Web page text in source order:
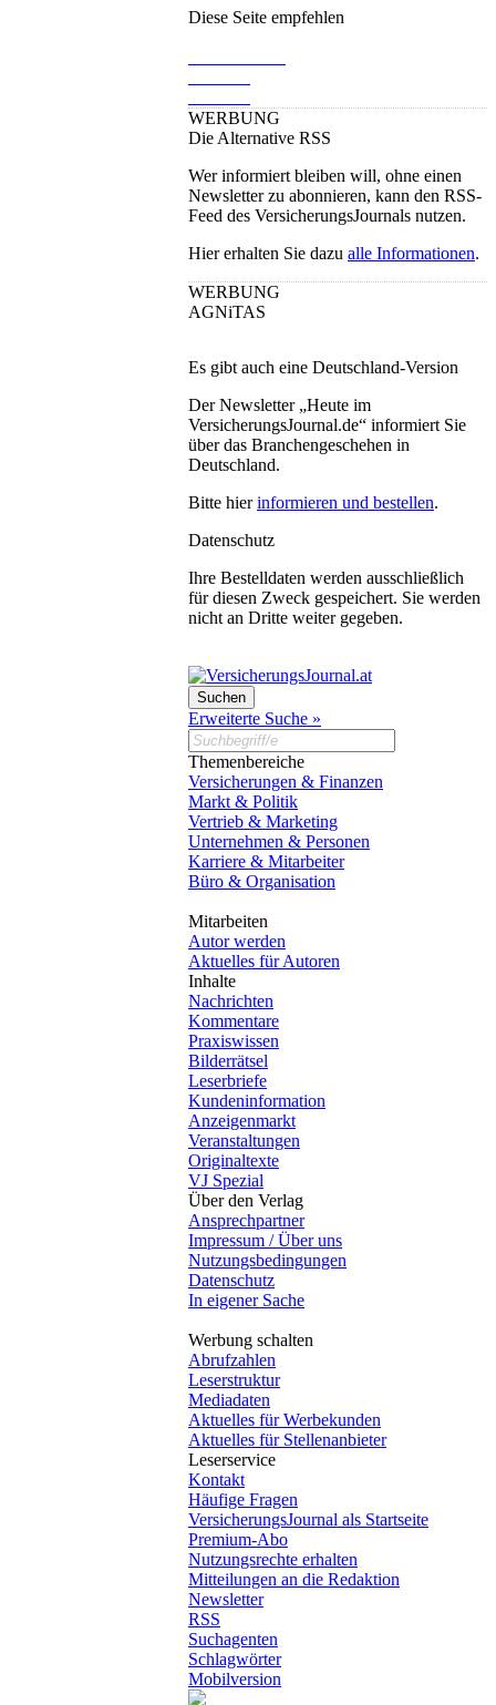
Diese Seite empfehlen
WERBUNG
Die Alternative RSS
Wer informiert bleiben will, ohne einen
Newsletter zu abonnieren, kann den RSS-
Feed des VersicherungsJournals nutzen.
Hier erhalten Sie dazu alle Informationen.
WERBUNG
AGNiTAS
Es gibt auch eine Deutschland-Version
Der Newsletter „Heute im
VersicherungsJournal.de“ informiert Sie
über das Branchengeschehen in
Deutschland.
Bitte hierinformieren und bestellen.
Datenschutz
Ihre Bestelldaten werden ausschließlich
für diesen Zweck gespeichert. Sie werden
nicht an Dritte weiter gegeben.
Erweiterte Suche »
Themenbereiche
Versicherungen & Finanzen
Markt & Politik
Vertrieb & Marketing
Unternehmen & Personen
Karriere & Mitarbeiter
Büro & Organisation
Mitarbeiten
Autor werden
Aktuelles für Autoren
Inhalte
Nachrichten
Kommentare
Praxiswissen
Bilderrätsel
Leserbriefe
Kundeninformation
Anzeigenmarkt
Veranstaltungen
Originaltexte
VJ Spezial
Über den Verlag
Ansprechpartner
Impressum / Über uns
Nutzungsbedingungen
Datenschutz
In eigener Sache
Werbung schalten
Abrufzahlen
Leserstruktur
Mediadaten
Aktuelles für Werbekunden
Aktuelles für Stellenanbieter
Leserservice
Kontakt
Häufige Fragen
VersicherungsJournal als Startseite
Premium-Abo
Nutzungsrechte erhalten
Mitteilungen an die Redaktion
Newsletter
RSS
Suchagenten
Schlagwörter
Mobilversion